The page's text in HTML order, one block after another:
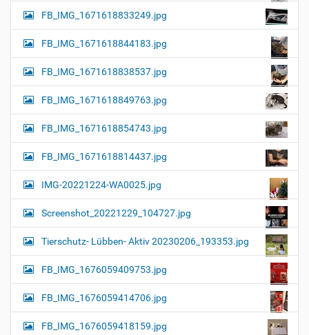
FB_IMG_1671618833249.jpg
FB_IMG_1671618844183.jpg
FB_IMG_1671618838537.jpg
FB_IMG_1671618849763.jpg
FB_IMG_1671618854743.jpg
FB_IMG_1671618814437.jpg
IMG-20221224-WA0025.jpg
Screenshot_20221229_104727.jpg
Tierschutz- Lübben- Aktiv 20230206_193353.jpg
FB_IMG_1676059409753.jpg
FB_IMG_1676059414706.jpg
FB_IMG_1676059418159.jpg